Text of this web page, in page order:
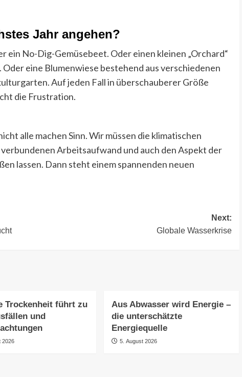
Jahr angehen?
ein No-Dig-Gemüsebeet. Oder einen kleinen „Orchard“
eine Blumenwiese bestehend aus verschiedenen
Auf jeden Fall in überschauberer Größe
die Frustration.
alle machen Sinn. Wir müssen die klimatischen
Arbeitsaufwand und auch den Aspekt der
lassen. Dann steht einem spannenden neuen
Next:
Globale Wasserkrise
Trockenheit führt zu
und
2026
Aus Abwasser wird Energie –
die unterschätzte
Energiequelle
5. August 2026